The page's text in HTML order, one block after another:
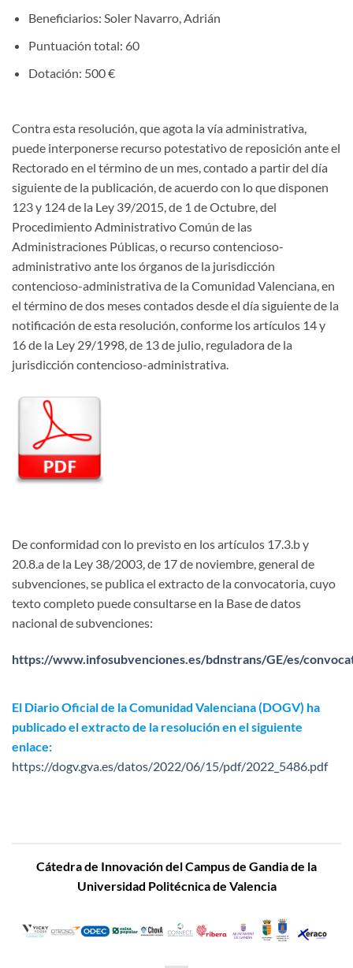
Beneficiarios: Soler Navarro, Adrián
Puntuación total: 60
Dotación: 500 €
Contra esta resolución, que agota la vía administrativa,
puede interponerse recurso potestativo de reposición ante el
Rectorado en el término de un mes, contado a partir del día
siguiente de la publicación, de acuerdo con lo que disponen
123 y 124 de la Ley 39/2015, de 1 de Octubre, del
Procedimiento Administrativo Común de las
Administraciones Públicas, o recurso contencioso-
administrativo ante los órganos de la jurisdicción
contencioso-administrativa de la Comunidad Valenciana, en
el término de dos meses contados desde el día siguiente de la
notificación de esta resolución, conforme los artículos 14 y
16 de la Ley 29/1998, de 13 de julio, reguladora de la
jurisdicción contencioso-administrativa.
De conformidad con lo previsto en los artículos 17.3.b y
20.8.a de la Ley 38/2003, de 17 de noviembre, general de
subvenciones, se publica el extracto de la convocatoria, cuyo
texto completo puede consultarse en la Base de datos
nacional de subvenciones:
https://www.infosubvenciones.es/bdnstrans/GE/es/
El Diario Oficial de la Comunidad Valenciana (DOGV) ha
publicado el extracto de la resolución en el siguiente
enlace:
https://dogv.gva.es/datos/2022/06/15/pdf/2022_5486.pdf
Cátedra de Innovacióndel Campus de Gandia de la
Universidad Politécnica de Valencia